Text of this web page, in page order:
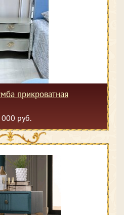
прикроватная
руб.